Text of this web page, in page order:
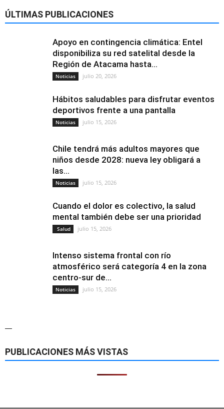
ÚLTIMAS PUBLICACIONES
Apoyo en contingencia climática: Entel
disponibiliza su red satelital desde la
Región de Atacama hasta...
Noticias julio 20, 2026
Hábitos saludables para disfrutar eventos
deportivos frente a una pantalla
Noticias julio 15, 2026
Chile tendrá más adultos mayores que
niños desde 2028: nueva ley obligará a
las...
Noticias julio 15, 2026
Cuando el dolor es colectivo, la salud
mental también debe ser una prioridad
Salud julio 15, 2026
Intenso sistema frontal con río
atmosférico será categoría 4 en la zona
centro-sur de...
Noticias julio 15, 2026
—
PUBLICACIONES MÁS VISTAS